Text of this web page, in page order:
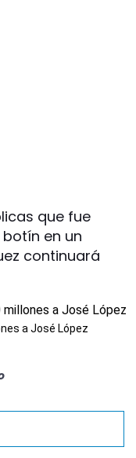
que fue
en un
continuará
a José López